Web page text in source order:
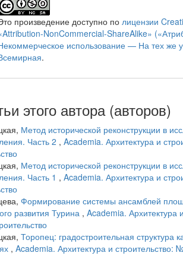
произведение доступно полицензии
NonCommercial-ShareAlike»
использование — На тех же
.
этого автора (авторов)
Метод исторической реконструкции в
Часть 2 , Academia. Архитектура и
Метод исторической реконструкции в
Часть 1 , Academia. Архитектура и
Формирование системы ансамблей
развития Турина , Academia. Архитектура
Торопец: градостроительная структура
, Academia. Архитектура и строительство: